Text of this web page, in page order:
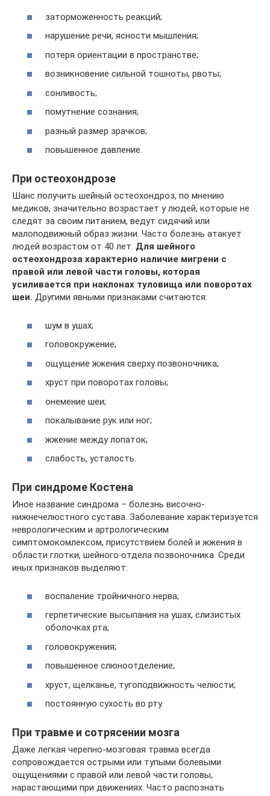
заторможенность реакций;
нарушение речи, ясности мышления;
потеря ориентации в пространстве;
возникновение сильной тошноты, рвоты;
сонливость;
помутнение сознания;
разный размер зрачков;
повышенное давление.
При остеохондрозе
Шанс получить шейный остеохондроз, по мнению
медиков, значительно возрастает у людей, которые не
следят за своим питанием, ведут сидячий или
малоподвижный образ жизни. Часто болезнь атакует
людей возрастом от 40 лет. Для шейного
остеохондроза характерно наличие мигрени с
правой или левой части головы, которая
усиливается при наклонах туловища или поворотах
шеи. Другими явными признаками считаются:
шум в ушах;
головокружение;
ощущение жжения сверху позвоночника;
хруст при поворотах головы;
онемение шеи;
покалывание рук или ног;
жжение между лопаток;
слабость, усталость.
При синдроме Костена
Иное название синдрома – болезнь височно-
нижнечелюстного сустава. Заболевание характеризуется
неврологическим и артрологическим
симптомокомлексом, присутствием болей и жжения в
области глотки, шейного отдела позвоночника. Среди
иных признаков выделяют:
воспаление тройничного нерва;
герпетические высыпания на ушах, слизистых
оболочках рта;
головокружения;
повышенное слюноотделение;
хруст, щелканье, тугоподвижность челюсти;
постоянную сухость во рту.
При травме и сотрясении мозга
Даже легкая черепно-мозговая травма всегда
сопровождается острыми или тупыми болевыми
ощущениями с правой или левой части головы,
нарастающими при движениях. Часто распознать